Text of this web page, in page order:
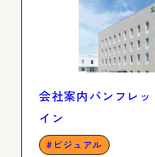
会社案内パンフレ
イン
ビジュアル